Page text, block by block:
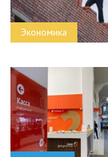
Экономика